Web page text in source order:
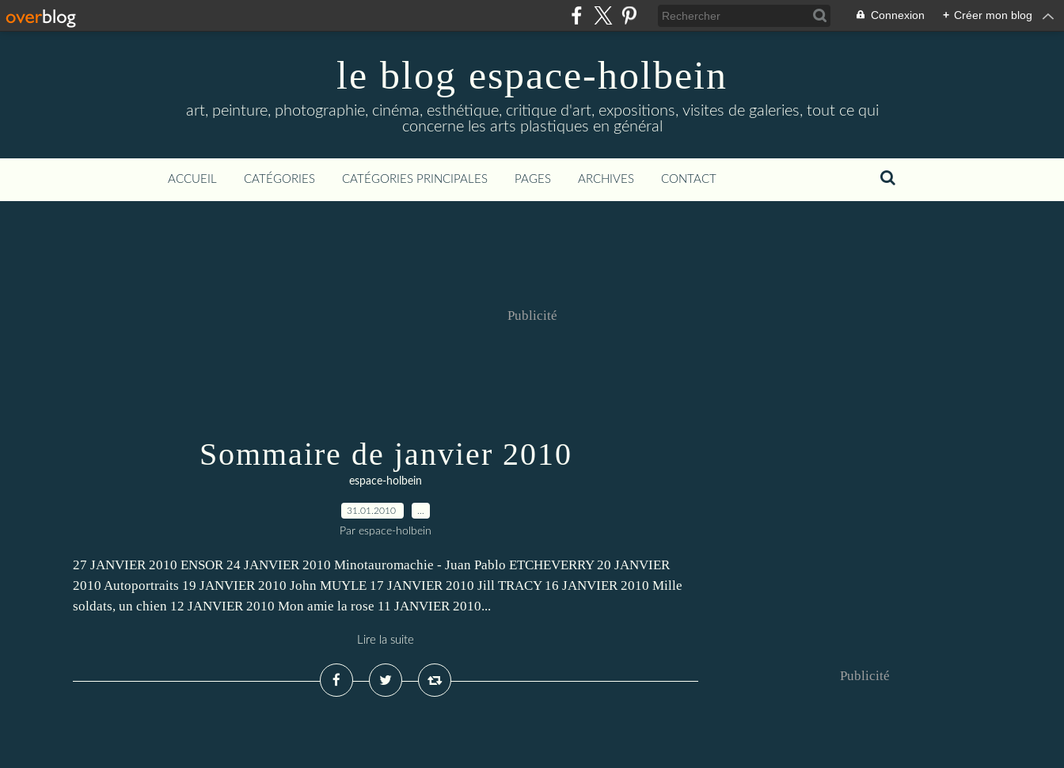
Connexion + Créer mon blog
le blog espace-holbein
art, peinture, photographie, cinéma, esthétique, critique d'art, expositions, visites de galeries, tout ce qui
concerne les arts plastiques en général
ACCUEIL CATÉGORIES CATÉGORIES PRINCIPALES PAGES ARCHIVES CONTACT
Publicité
Sommaire de janvier 2010
espace-holbein
31.01.2010
Par espace-holbein
27 JANVIER 2010 ENSOR 24 JANVIER 2010 Minotauromachie - Juan Pablo ETCHEVERRY 20 JANVIER
2010 Autoportraits 19 JANVIER 2010 John MUYLE 17 JANVIER 2010 Jill TRACY 16 JANVIER 2010 Mille
soldats, un chien 12 JANVIER 2010 Mon amie la rose 11 JANVIER 2010...
Lire la suite
Publicité